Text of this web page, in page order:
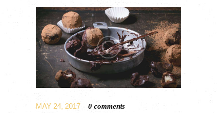
MAY 24, 2017 0 comments